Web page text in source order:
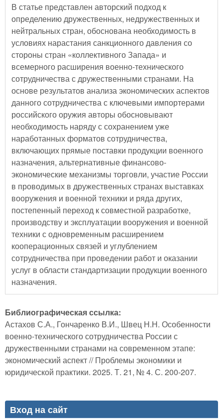
В статье представлен авторский подход к
определению дружественных, недружественных и
нейтральных стран, обоснована необходимость в
условиях нарастания санкционного давления со
стороны стран «коллективного Запада» и
всемерного расширения военно-технического
сотрудничества с дружественными странами. На
основе результатов анализа экономических аспектов
данного сотрудничества с ключевыми импортерами
российского оружия авторы обосновывают
необходимость наряду с сохранением уже
наработанных форматов сотрудничества,
включающих прямые поставки продукции военного
назначения, альтернативные финансово-
экономические механизмы торговли, участие России
в проводимых в дружественных странах выставках
вооружения и военной техники и ряда других,
постепенный переход к совместной разработке,
производству и эксплуатации вооружения и военной
техники с одновременным расширением
кооперационных связей и углублением
сотрудничества при проведении работ и оказании
услуг в области стандартизации продукции военного
назначения.
Библиографическая ссылка:
Астахов С.А., Гончаренко В.И., Швец Н.Н. Особенности
военно-технического сотрудничества России с
дружественными странами на современном этапе:
экономический аспект // Проблемы экономики и
юридической практики. 2025. Т. 21, № 4. С. 200-207.
Вход на сайт